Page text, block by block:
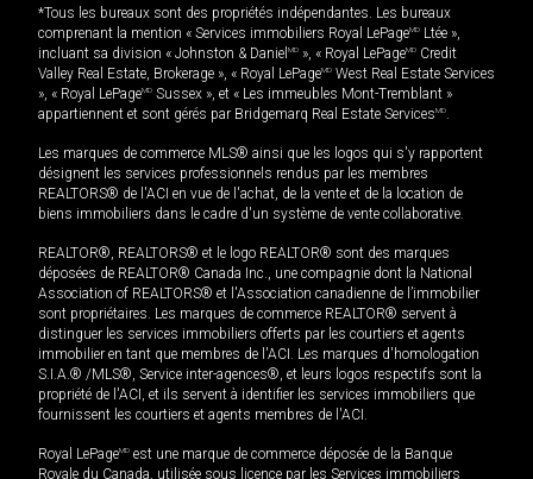
*Tous les bureaux sont des propriétés indépendantes. Les bureaux
comprenant la mention « Services immobiliers Royal LePageMD Ltée »,
incluant sa division « Johnston & Daniel MD », « Royal LePageMD Credit
Valley Real Estate, Brokerage », « Royal LePageMD West Real Estate Services
», « Royal LePageMD Sussex », et « Les immeubles Mont-Tremblant »
appartiennent et sont gérés par Bridgemarq Real Estate ServicesMD.
Les marques de commerce MLS® ainsi que les logos qui s'y rapportent
désignent les services professionnels rendus par les membres
REALTORS® de l'ACI en vue de l'achat, de la vente et de la location de
biens immobiliers dans le cadre d'un système de vente collaborative.
REALTOR®, REALTORS® et le logo REALTOR® sont des marques
déposées de REALTOR® Canada Inc., une compagnie dont la National
Association of REALTORS® et l'Association canadienne de l’immobilier
sont propriétaires. Les marques de commerce REALTOR® servent à
distinguer les services immobiliers offerts par les courtiers et agents
immobilier en tant que membres de l'ACI. Les marques d'homologation
S.I.A.® /MLS®, Service inter-agences®, et leurs logos respectifs sont la
propriété de l'ACI, et ils servent à identifier les services immobiliers que
fournissent les courtiers et agents membres de l'ACI.
Royal LePageMD est une marque de commerce déposée de la Banque
Royale du Canada, utilisée sous licence par les Services immobiliers